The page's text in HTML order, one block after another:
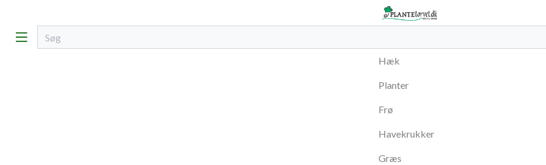
Hæk
Planter
Frø
Havekrukker
Græs